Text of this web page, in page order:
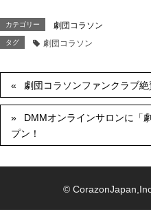
カテゴリー 劇団コラソン
タグ 劇団コラソン
劇団コラソンファンクラブ
DMMオンラインサロンに「
プン！
©